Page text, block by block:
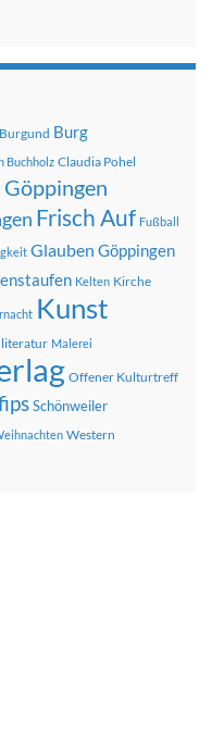
Burg
Buchholz Claudia Pohel
Göppingen
Frisch Auf Fußball
Glauben Göppingen
Kelten Kirche
Kunst
literatur Malerei
Offener Kulturtreff
Schönweiler
Western